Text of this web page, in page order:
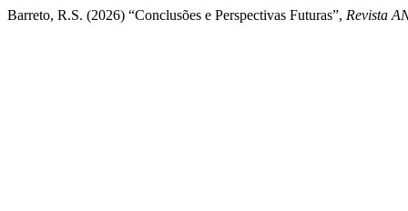
Barreto, R.S. (2026) “Conclusões e Perspectivas Futuras”, Revista